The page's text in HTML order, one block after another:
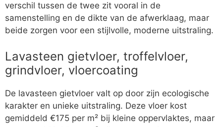
verschil tussen de twee zit vooral in de
samenstelling en de dikte van de afwerklaag, maar
beide zorgen voor een stijlvolle, moderne uitstraling.
Lavasteen gietvloer, troffelvloer,
grindvloer, vloercoating
De lavasteen gietvloer valt op door zijn ecologische
karakter en unieke uitstraling. Deze vloer kost
gemiddeld €175 per m² bij kleine oppervlaktes, maar